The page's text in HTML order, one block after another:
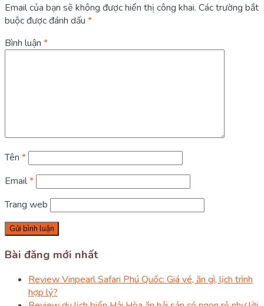
Email của bạn sẽ không được hiển thị công khai. Các trường bắt
buộc được đánh dấu *
Bình luận *
Tên *
Email*
Trang web
Bài đăng mới nhất
Review Vinpearl Safari Phú Quốc: Giá vé, ăn gì, lịch trình
hợp lý?